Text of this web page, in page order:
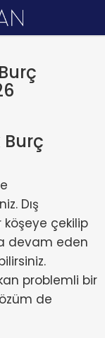
Dış
çekilip
devam eden
problemli bir
de